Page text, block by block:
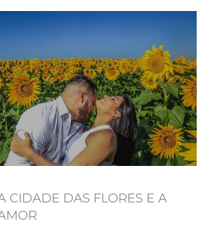
CIDADE DAS FLORES E A